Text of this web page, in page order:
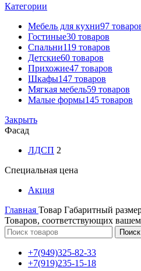
Категории
Мебель для кухни97
Гостиные30 товаров
Спальни119 товаров
Детские60 товаров
Прихожие47 товаров
Шкафы147 товаров
Мягкая мебель59 товаров
Малые формы145 товаров
Закрыть
Фасад
ЛДСП 2
Специальная цена
Акция
Главная Товар Габаритный
Товаров, соответствующих
Поиск
+7(949)325-82-33
+7(919)235-15-18